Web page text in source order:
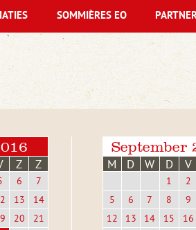
Z Z
6
7
13
14
20
21
September
M D W D V
1 2
5
6 7 8 9
12
13 14 15 16
SOMMIÈRES EO